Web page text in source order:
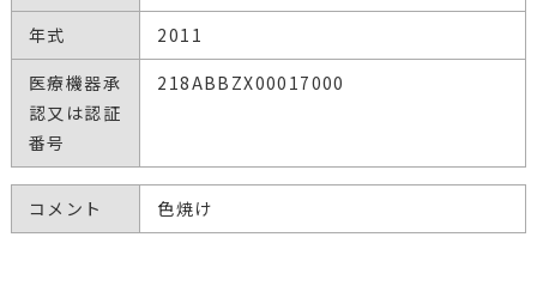
年式
2011
医療機器承
認又は認証
番号
218ABBZX00017000
コメント 色焼け